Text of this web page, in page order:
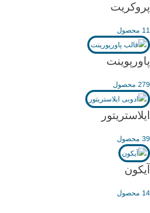
پروکریت
11 محصول
پاورپوینت
279 محصول
ایلاستریتور
39 محصول
آیکون
14 محصول